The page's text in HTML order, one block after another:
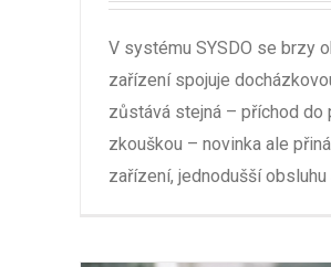
V systému SYSDO se brzy
zařízení spojuje
zůstává stejná – příchod do
zkouškou – novinka ale
zařízení, jednodušší obsluhu